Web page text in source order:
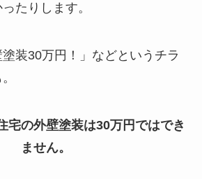
たりします。
装30万円！」などというチラ
宅の外壁塗装は30万円ではでき
ません。